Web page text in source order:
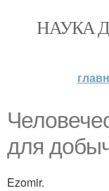
НАУКА
для
Ezomir.